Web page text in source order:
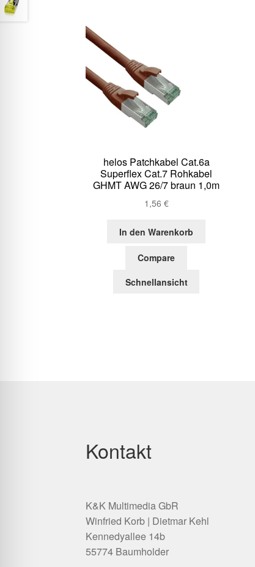
helos Patchkabel Cat.6a
Superflex Cat.7 Rohkabel
GHMT AWG 26/7 braun 1,0m
1,56 €
In den Warenkorb
Compare
Schnellansicht
Kontakt
K&K Multimedia GbR
Winfried Korb | Dietmar Kehl
Kennedyallee 14b
55774 Baumholder